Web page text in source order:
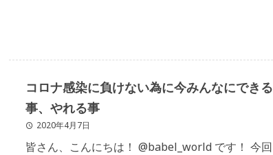
コロナ感染に負けない為に今みんなにできる
事、やれる事
2020年4月7日
皆さん、こんにちは！ @babel_world です！ 今回